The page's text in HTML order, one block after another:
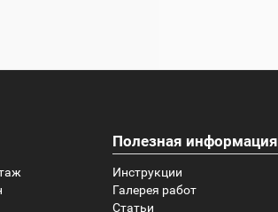
Полезная информация
Инструкции
Галерея работ
Статьи